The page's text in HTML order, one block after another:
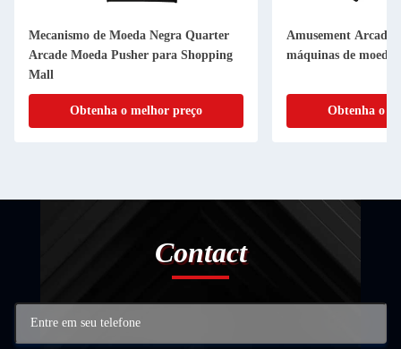
Mecanismo de Moeda Negra Quarter
Arcade Moeda Pusher para Shopping
Mall
Obtenha o melhor preço
Amusement Arcade
máquinas de
Obtenha o
Contact